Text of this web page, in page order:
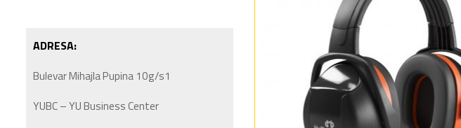
ADRESA:
Bulevar Mihajla Pupina 10g/s1
YUBC – YU Business Center